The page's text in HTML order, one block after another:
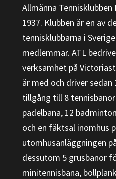
Allmänna Tennisklubben
1937. Klubben är en av
tennisklubbarna i
medlemmar. ATL
verksamhet på
är med och driver sedan
tillgång till 8 tennisbanor
padelbana, 12
och en fäktsal inomhus
utomhusanläggningen
dessutom 5 grusbanor
minitennisbana,